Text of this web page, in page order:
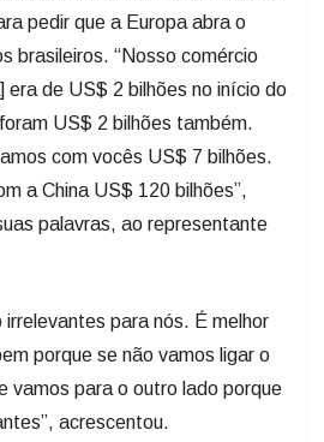
pedir que a Europa abra o
brasileiros. “Nosso comércio
era de US$ 2 bilhões no início do
US$ 2 bilhões também.
com vocês US$ 7 bilhões.
a China US$ 120 bilhões”,
palavras, ao representante
para nós. É melhor
porque se não vamos ligar o
vamos para o outro lado porque
acrescentou.